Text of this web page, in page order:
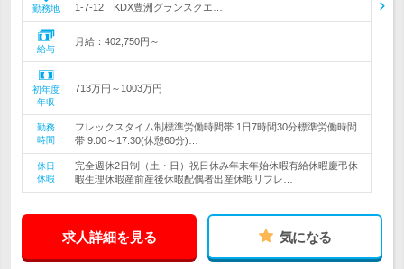
勤務地
1-7-12 KDX豊洲グランスクエ…
給与
月給：402,750円～
初年度
年収
713万円～1003万円
勤務
時間
フレックスタイム制標準労働時間帯 1日7時間30分標準労働時間
帯 9:00～17:30(休憩60分)…
休日
休暇
完全週休2日制（土・日）祝日休み年末年始休暇有給休暇慶弔休
暇生理休暇産前産後休暇配偶者出産休暇リフレ…
求人詳細を見る 気になる